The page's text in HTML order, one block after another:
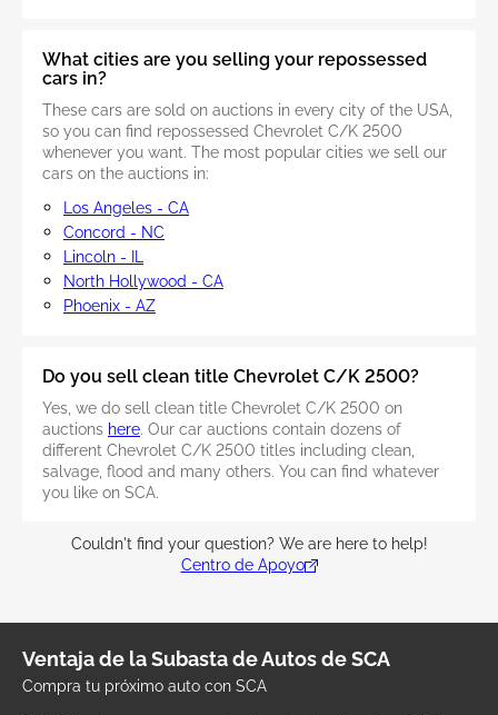
What cities are you selling your repossessed
cars in?
These cars are sold on auctions in every city of the USA,
so you can find repossessed Chevrolet C/K 2500
whenever you want. The most popular cities we sell our
cars on the auctions in:
Los Angeles - CA
Concord - NC
Lincoln - IL
North Hollywood - CA
Phoenix - AZ
Do you sell clean title Chevrolet C/K 2500?
Yes, we do sell clean title Chevrolet C/K 2500 on
auctions here. Our car auctions contain dozens of
different Chevrolet C/K 2500 titles including clean,
salvage, flood and many others. You can find whatever
you like on SCA.
Couldn't find your question? We are here to help!
Centro de Apoyo
Ventaja de la Subasta de Autos de SCA
Compra tu próximo auto con SCA